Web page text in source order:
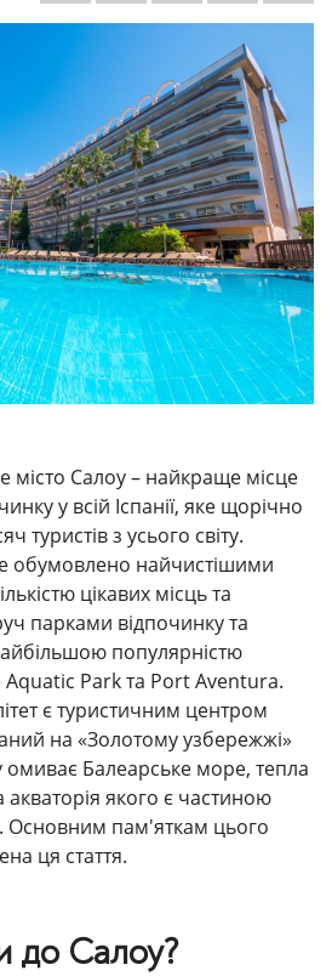
Салоу – найкраще місце
у всій Іспанії, яке щорічно
туристів з усього світу.
обумовлено найчистішими
цікавих місць та
парками відпочинку та
популярністю
Aquatic Park та Port Aventura.
є туристичним центром
на «Золотому узбережжі»
Балеарське море, тепла
якого є частиною
Основним пам'яткам цього
ця стаття.
до Салоу?